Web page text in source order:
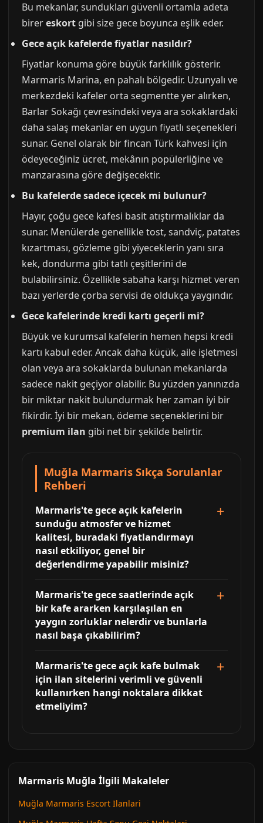
Bu mekanlar, sundukları güvenli ortamla adeta
birereskort gibi size gece boyunca eşlik eder.
Gece açık kafelerde fiyatlar nasıldır?
Fiyatlar konuma göre büyük farklılık gösterir.
Marmaris Marina, en pahalı bölgedir. Uzunyalı ve
merkezdeki kafeler orta segmentte yer alırken,
Barlar Sokağı çevresindeki veya ara sokaklardaki
daha salaş mekanlar en uygun fiyatlı seçenekleri
sunar. Genel olarak bir fincan Türk kahvesi için
ödeyeceğiniz ücret, mekânın popülerliğine ve
manzarasına göre değişecektir.
Bu kafelerde sadece içecek mi bulunur?
Hayır, çoğu gece kafesi basit atıştırmalıklar da
sunar. Menülerde genellikle tost, sandviç, patates
kızartması, gözleme gibi yiyeceklerin yanı sıra
kek, dondurma gibi tatlı çeşitlerini de
bulabilirsiniz. Özellikle sabaha karşı hizmet veren
bazı yerlerde çorba servisi de oldukça yaygındır.
Gece kafelerinde kredi kartı geçerli mi?
Büyük ve kurumsal kafelerin hemen hepsi kredi
kartı kabul eder. Ancak daha küçük, aile işletmesi
olan veya ara sokaklarda bulunan mekanlarda
sadece nakit geçiyor olabilir. Bu yüzden yanınızda
bir miktar nakit bulundurmak her zaman iyi bir
fikirdir. İyi bir mekan, ödeme seçeneklerini bir
premium ilan gibi net bir şekilde belirtir.
Muğla Marmaris Sıkça Sorulanlar
Rehberi
Marmaris'te gece açık kafelerin
sunduğu atmosfer ve hizmet
kalitesi, buradaki fiyatlandırmayı
nasıl etkiliyor, genel bir
değerlendirme yapabilir misiniz?
Marmaris'te gece saatlerinde açık
bir kafe ararken karşılaşılan en
yaygın zorluklar nelerdir ve bunlarla
nasıl başa çıkabilirim?
Marmaris'te gece açık kafe bulmak
için ilan sitelerini verimli ve güvenli
kullanırken hangi noktalara dikkat
etmeliyim?
Marmaris Muğla İlgili Makaleler
Muğla Marmaris Escort Ilanlari